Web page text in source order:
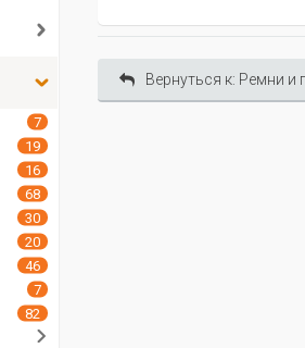
Вернуться к: Ремни и
7
19
16
68
30
20
46
7
82